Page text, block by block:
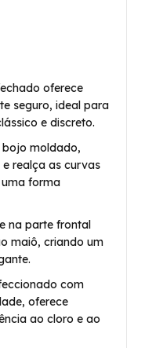
oferece
seguro, ideal para
e discreto.
moldado,
realça as curvas
forma
na parte frontal
maiô, criando um
com
oferece
ao cloro e ao